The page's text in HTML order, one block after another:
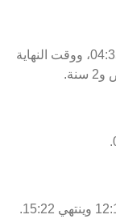
وقت بداية صلاة الفجر أنلونج بير عند الساعة 04:35، ووقت النهاية
يبدأ وقت صلاة الظهر أنلونج بير عند الساعة 12:10 وينتهي 15:22.